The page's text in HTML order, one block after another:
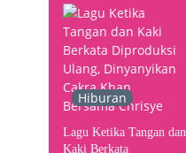
Hiburan
Lagu Ketika Tangan dan
Kaki Berkata